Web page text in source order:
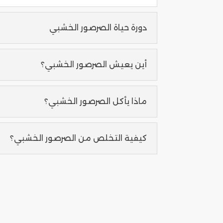
دورة حياة الصرصور الخشبي
أين يعيش الصرصور الخشبي؟
ماذا يأكل الصرصور الخشبي؟
كيفية التخلص من الصرصور الخشبي؟